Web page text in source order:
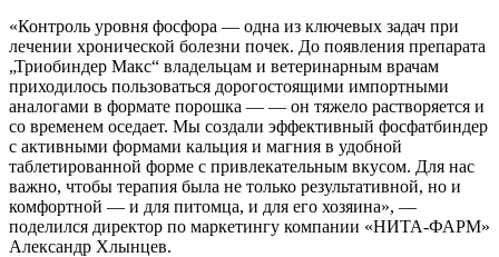
«Контроль уровня фосфора — одна из ключевых задач при
лечении хронической болезни почек. До появления препарата
„Триобиндер Макс“ владельцам и ветеринарным врачам
приходилось пользоваться дорогостоящими импортными
аналогами в формате порошка — — он тяжело растворяется и
со временем оседает. Мы создали эффективный фосфатбиндер
с активными формами кальция и магния в удобной
таблетированной форме с привлекательным вкусом. Для нас
важно, чтобы терапия была не только результативной, но и
комфортной — и для питомца, и для его хозяина», —
поделился директор по маркетингу компании «НИТА-ФАРМ»
Александр Хлынцев.